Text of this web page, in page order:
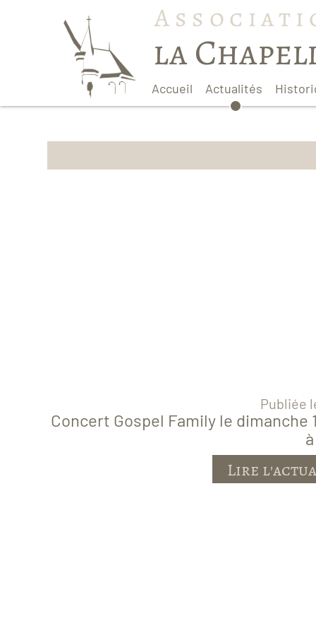
la
Accueil Actualités
Le
Publiée
Concert Gospel Family le dimanche
Lire